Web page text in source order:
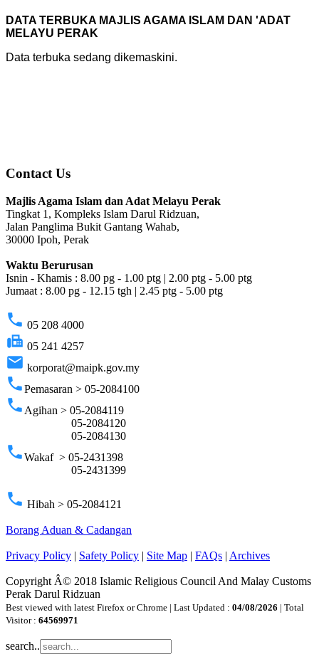
DATA TERBUKA MAJLIS AGAMA ISLAM DAN 'ADAT
MELAYU PERAK
Data terbuka sedang dikemaskini.
Contact Us
Majlis Agama Islam dan Adat Melayu Perak
Tingkat 1, Kompleks Islam Darul Ridzuan,
Jalan Panglima Bukit Gantang Wahab,
30000 Ipoh, Perak
Waktu Berurusan
Isnin - Khamis : 8.00 pg - 1.00 ptg | 2.00 ptg - 5.00 ptg
Jumaat : 8.00 pg - 12.15 tgh | 2.45 ptg - 5.00 ptg
phone 05 208 4000
fax 05 241 4257
email korporat@maipk.gov.my
phonePemasaran > 05-2084100
phone Agihan > 05-2084119
05-2084120
05-2084130
phoneWakaf > 05-2431398
05-2431399
phone Hibah > 05-2084121
Borang Aduan & Cadangan
Privacy Policy | Safety Policy | Site Map | FAQs | Archives
Copyright Â© 2018 Islamic Religious Council And Malay Customs
Perak Darul Ridzuan
Best viewed with latest Firefox or Chrome | Last Updated : 04/08/2026 | Total
Visitor : 64569971
search..